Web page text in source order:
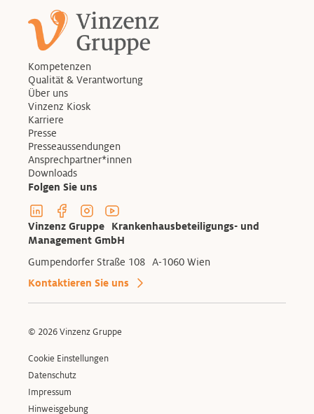
Kompetenzen
Qualität & Verantwortung
Über uns
Vinzenz Kiosk
Karriere
Presse
Presseaussendungen
Ansprechpartner*innen
Downloads
Folgen Sie uns
Linkedin Profil der Vinzenzgruppe
Facebook Profil der Vinzenzgruppe
Instagram Profil der Vinzenzgruppe
Youtube Kanal der Vinzenzgruppe
Vinzenz Gruppe Krankenhausbeteiligungs- und
Management GmbH
Gumpendorfer Straße 108 A-1060 Wien
Kontaktieren Sie uns
© 2026 Vinzenz Gruppe
Cookie Einstellungen
Datenschutz
Impressum
Hinweisgebung